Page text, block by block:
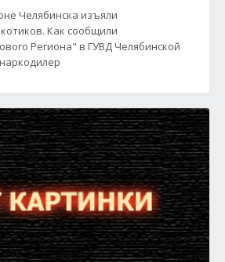
Челябинска изъяли
Как сообщили
Региона" в ГУВД Челябинской